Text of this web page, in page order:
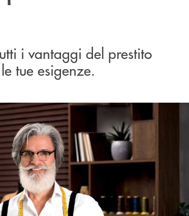
i vantaggi del prestito
tue esigenze.